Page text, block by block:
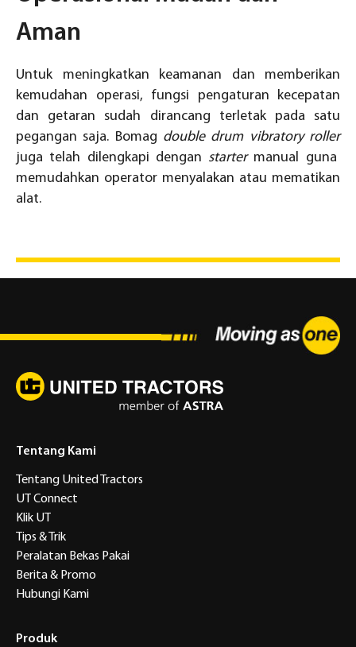
Aman
Untuk meningkatkan keamanan dan memberikan
kemudahan operasi, fungsi pengaturan kecepatan
dan getaran sudah dirancang terletak pada satu
pegangan saja. Bomag double drum vibratory roller
juga telah dilengkapi dengan startermanual guna
memudahkan operator menyalakan atau mematikan
alat.
Tentang Kami
Tentang United Tractors
UT Connect
Klik UT
Tips & Trik
Peralatan Bekas Pakai
Berita & Promo
Hubungi Kami
Produk